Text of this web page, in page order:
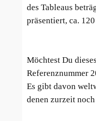
des Tableaus
präsentiert, ca.
Möchtest Du
Referenznummer
Es gibt davon
denen zurzeit